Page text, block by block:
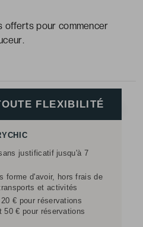
offerts pour commencer
FLEXIBILITÉ
justificatif jusqu'à 7
forme d'avoir, hors frais de
et activités
€ pour réservations
50 € pour réservations